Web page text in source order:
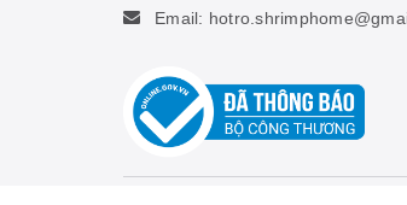
Email: